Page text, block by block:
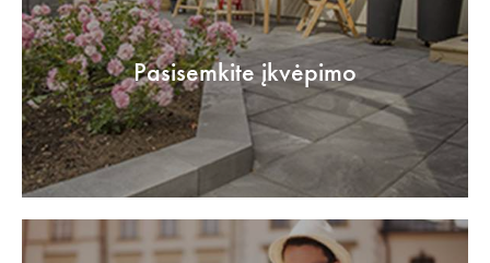
Pasisemkite įkvėpimo